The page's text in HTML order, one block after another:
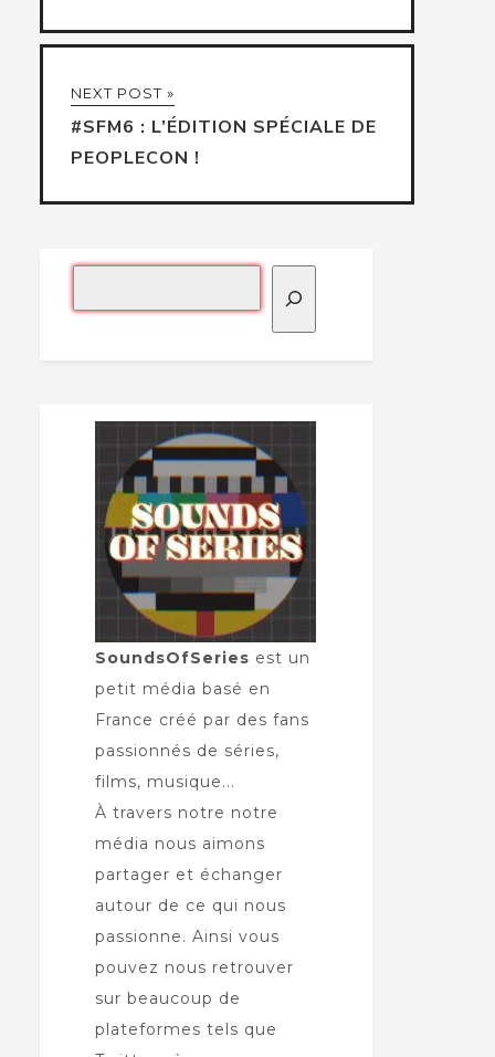
NEXT POST »
#SFM6 : L’ÉDITION SPÉCIALE DE
PEOPLECON !
SoundsOfSeries est un
petit média basé en
France créé par des fans
passionnés de séries,
films, musique...
À travers notre notre
média nous aimons
partager et échanger
autour de ce qui nous
passionne. Ainsi vous
pouvez nous retrouver
sur beaucoup de
plateformes tels que